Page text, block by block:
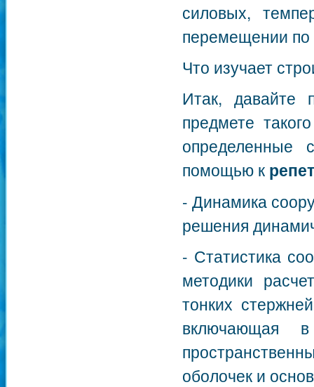
силовых,
перемещении по
Что изучает
Итак, давайте
предмете
определенные
помощью к
- Динамика
решения
- Статистика
методики
тонких
включающая
оболочек и